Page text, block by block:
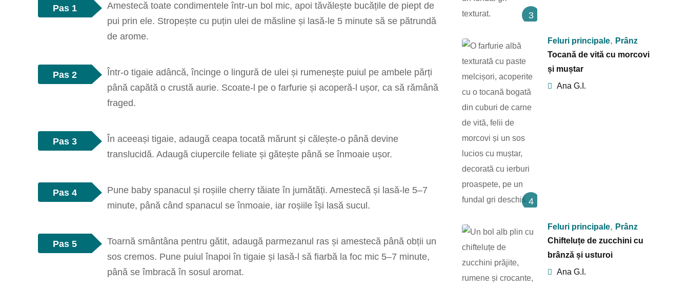
Pas 1
Amestecă toate condimentele într-un bol mic, apoi tăvălește bucățile de piept de
pui prin ele. Stropește cu puțin ulei de măsline și lasă-le 5 minute să se pătrundă
de arome.
Pas 2
Într-o tigaie adâncă, încinge o lingură de ulei și rumenește puiul pe ambele părți
până capătă o crustă aurie. Scoate-l pe o farfurie și acoperă-l ușor, ca să rămână
fraged.
Pas 3
În aceeași tigaie, adaugă ceapa tocată mărunt și călește-o până devine
translucidă. Adaugă ciupercile feliate și gătește până se înmoaie ușor.
Pas 4
Pune baby spanacul și roșiile cherry tăiate în jumătăți. Amestecă și lasă-le 5–7
minute, până când spanacul se înmoaie, iar roșiile își lasă sucul.
Pas 5
Toarnă smântâna pentru gătit, adaugă parmezanul ras și amestecă până obții un
sos cremos. Pune puiul înapoi în tigaie și lasă-l să fiarbă la foc mic 5–7 minute,
până se îmbracă în sosul aromat.
3
4
Feluri principale, Prânz
Tocană de vită cu morcovi
și muștar
Ana G.I.
Feluri principale, Prânz
Chifteluțe de zucchini cu
brânză și usturoi
Ana G.I.